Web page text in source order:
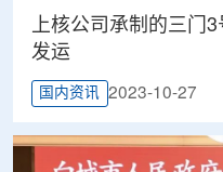
上核公司承制的三门3
发运
国内资讯 2023-10-27